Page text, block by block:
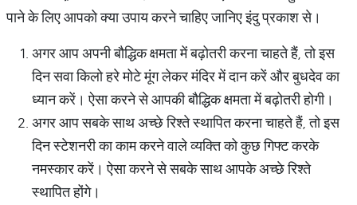
पाने के लिए आपको क्या उपाय करने चाहिए जानिए इंदु प्रकाश से।
अगर आप अपनी बौद्धिक क्षमता में बढ़ोतरी करना चाहते हैं, तो इस
दिन सवा किलो हरे मोटे मूंग लेकर मंदिर में दान करें और बुधदेव का
ध्यान करें। ऐसा करने से आपकी बौद्धिक क्षमता में बढ़ोतरी होगी।
अगर आप सबके साथ अच्छे रिश्ते स्थापित करना चाहते हैं, तो इस
दिन स्टेशनरी का काम करने वाले व्यक्ति को कुछ गिफ्ट करके
नमस्कार करें। ऐसा करने से सबके साथ आपके अच्छे रिश्ते
स्थापित होंगे।